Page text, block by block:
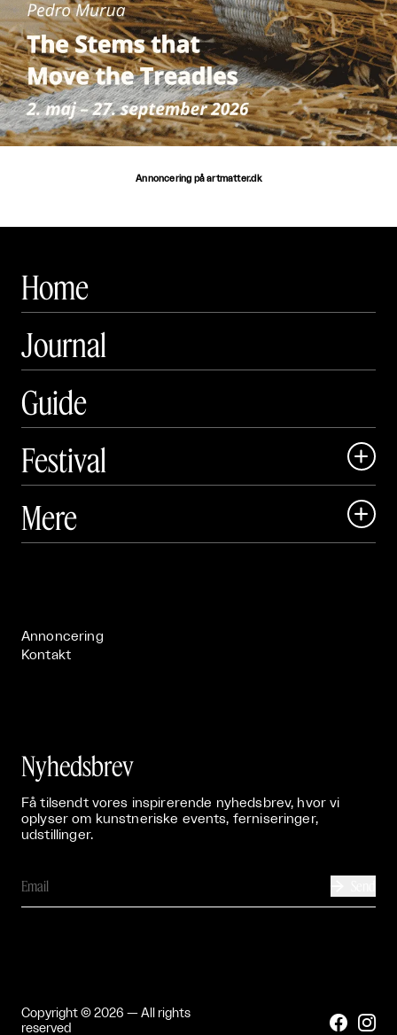
Annoncering på artmatter.dk
Home
Journal
Guide
Festival

 Art Matter Festival
Mere 
Annoncering
Kontakt
Nyhedsbrev
Få tilsendt vores inspirerende nyhedsbrev, hvor vi
oplyser om kunstneriske events, ferniseringer,
udstillinger.
Copyright © 2026 — All rights
reserved
 